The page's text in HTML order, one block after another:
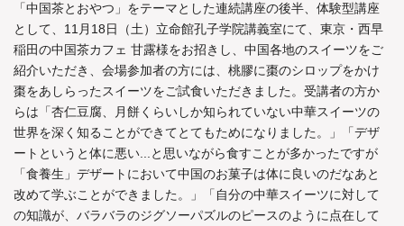
「中国茶とおやつ」をテーマとした連続講座の後半、体験型講座
として、11月18日（土）立命館孔子学院講義室にて、東京・西早
稲田の中国茶カフェ 甘露様をお招きし、中国各地のスイーツをご
紹介いただき、会場参加者の方には、桃膠に棗のシロップをかけ
棗をあしらったスイーツをご試食いただきました。受講者の方か
らは「杏仁豆腐、月餅くらいしか知られていない中華スイーツの
世界を深く知ることができてとてもためになりました。」「デザ
ートというと体に悪い...と思いながら食すことが多かったですが
「食養生」デザートにおいて中国のお菓子は体に良いのだなあと
改めて学ぶことができました。」「自分の中華スイーツに対して
の知識が、バラバラのジグソーパズルのピースのように点在して